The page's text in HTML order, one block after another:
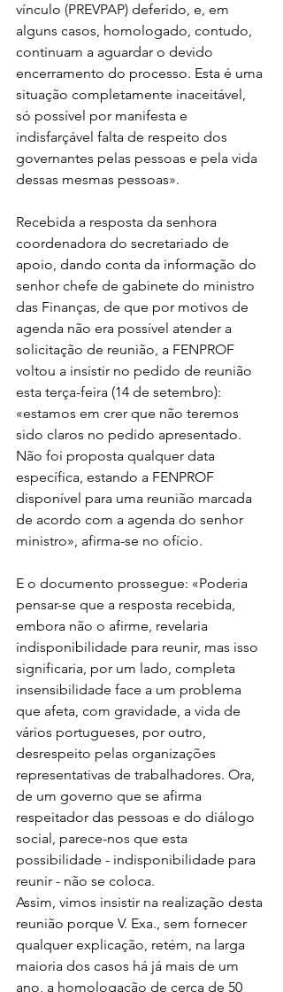
vínculo (PREVPAP) deferido, e, em
alguns casos, homologado, contudo,
continuam a aguardar o devido
encerramento do processo. Esta é uma
situação completamente inaceitável,
só possível por manifesta e
indisfarçável falta de respeito dos
governantes pelas pessoas e pela vida
dessas mesmas pessoas».
Recebida a resposta da senhora
coordenadora do secretariado de
apoio, dando conta da informação do
senhor chefe de gabinete do ministro
das Finanças, de que por motivos de
agenda não era possível atender a
solicitação de reunião, a FENPROF
voltou a insistir no pedido de reunião
esta terça-feira (14 de setembro):
«estamos em crer que não teremos
sido claros no pedido apresentado.
Não foi proposta qualquer data
específica, estando a FENPROF
disponível para uma reunião marcada
de acordo com a agenda do senhor
ministro», afirma-se no ofício.
E o documento prossegue: «Poderia
pensar-se que a resposta recebida,
embora não o afirme, revelaria
indisponibilidade para reunir, mas isso
significaria, por um lado, completa
insensibilidade face a um problema
que afeta, com gravidade, a vida de
vários portugueses, por outro,
desrespeito pelas organizações
representativas de trabalhadores. Ora,
de um governo que se afirma
respeitador das pessoas e do diálogo
social, parece-nos que esta
possibilidade - indisponibilidade para
reunir - não se coloca.
Assim, vimos insistir na realização desta
reunião porque V. Exa., sem fornecer
qualquer explicação, retém, na larga
maioria dos casos há já mais de um
ano, a homologação de cerca de 50